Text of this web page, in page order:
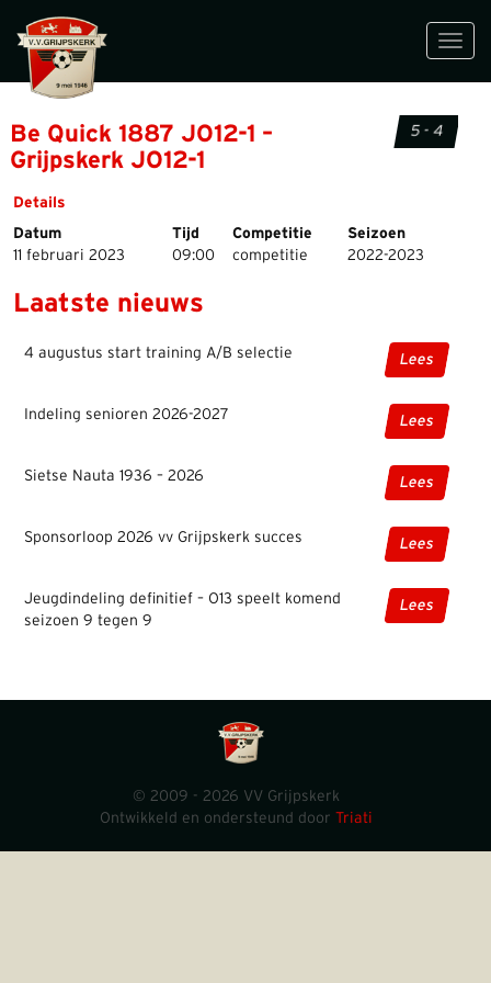
Be Quick 1887 JO12-1 –
Grijpskerk JO12-1
5 - 4
Details
Datum
Tijd Competitie
Seizoen
11 februari 2023
09:00 competitie 2022-2023
Laatste nieuws
4 augustus start training A/B selectie Lees
Indeling senioren 2026-2027 Lees
Sietse Nauta 1936 – 2026 Lees
Sponsorloop 2026 vv Grijpskerk succes Lees
Jeugdindeling definitief – O13 speelt komend
seizoen 9 tegen 9
Lees
© 2009 - 2026 VV Grijpskerk
Ontwikkeld en ondersteund door Triati